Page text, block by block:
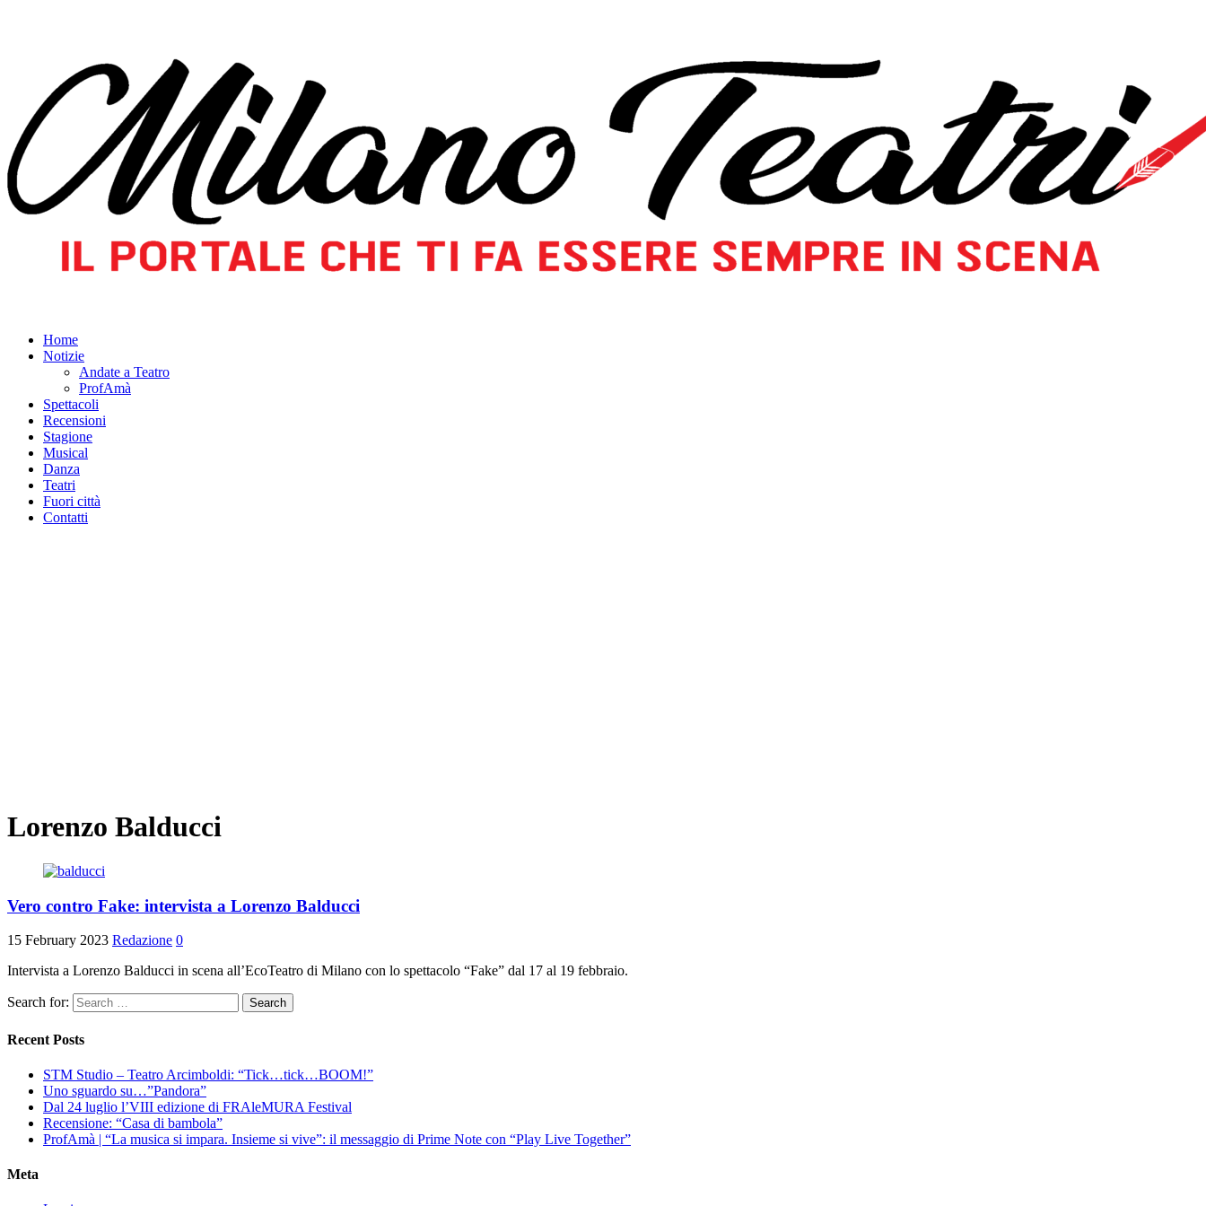
Home
Notizie
Andate a Teatro
ProfAmà
Spettacoli
Recensioni
Stagione
Musical
Danza
Teatri
Fuori città
Contatti
Lorenzo Balducci
Vero contro Fake: intervista a Lorenzo Balducci
15 February 2023 Redazione 0
Intervista a Lorenzo Balducci in scena all’EcoTeatro di Milano con lo spettacolo “Fake” dal 17 al 19 febbraio.
Search for:
Recent Posts
STM Studio – Teatro Arcimboldi: “Tick…tick…BOOM!”
Uno sguardo su…”Pandora”
Dal 24 luglio l’VIII edizione di FRAleMURA Festival
Recensione: “Casa di bambola”
ProfAmà | “La musica si impara. Insieme si vive”: il messaggio di Prime Note con “Play Live Together”
Meta